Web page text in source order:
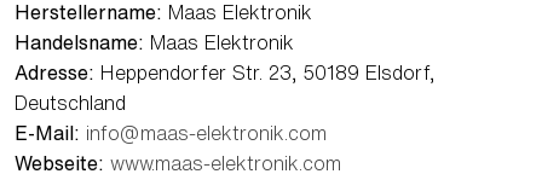
Herstellername: Maas Elektronik
Handelsname: Maas Elektronik
Adresse: Heppendorfer Str. 23, 50189 Elsdorf,
Deutschland
E-Mail: info@maas-elektronik.com
Webseite: www.maas-elektronik.com